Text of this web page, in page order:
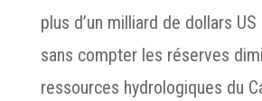
plus d’un milliard de dollars US
sans compter les réserves
ressources hydrologiques du